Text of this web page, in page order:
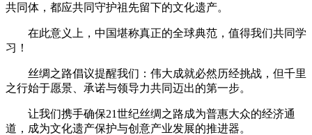
共同体，都应共同守护祖先留下的文化遗产。
在此意义上，中国堪称真正的全球典范，值得我们共同学
习！
丝绸之路倡议提醒我们：伟大成就必然历经挑战，但千里
之行始于愿景、承诺与领导力共同迈出的第一步。
让我们携手确保21世纪丝绸之路成为普惠大众的经济通
道，成为文化遗产保护与创意产业发展的推进器。